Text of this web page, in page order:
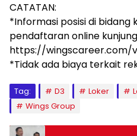
CATATAN:
*Informasi posisi di bidang
pendaftaran online
https://wingscareer.com/
*Tidak ada biaya terkait
Tag: D3 Loker
Wings Group